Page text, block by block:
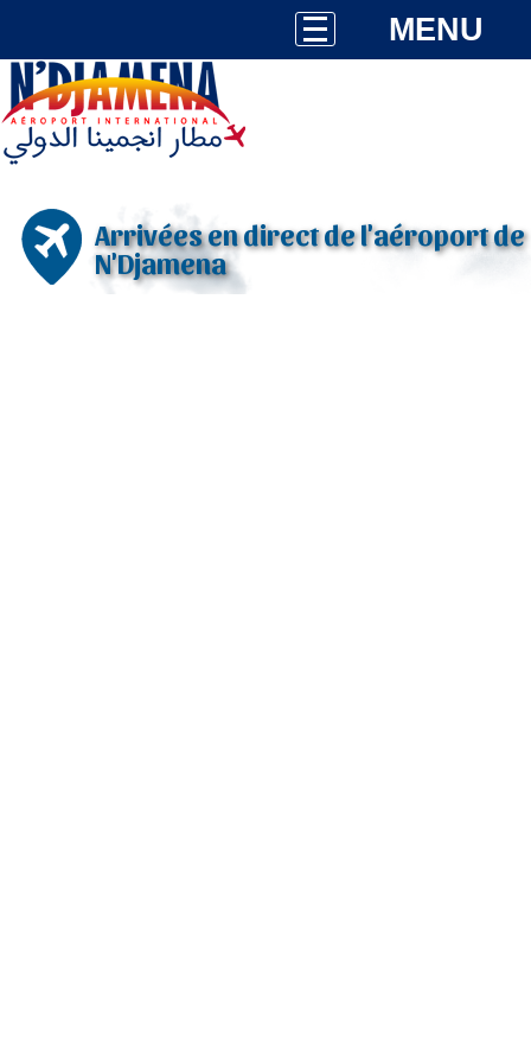
MENU
Arrivées en direct de l'aéroport de
N'Djamena